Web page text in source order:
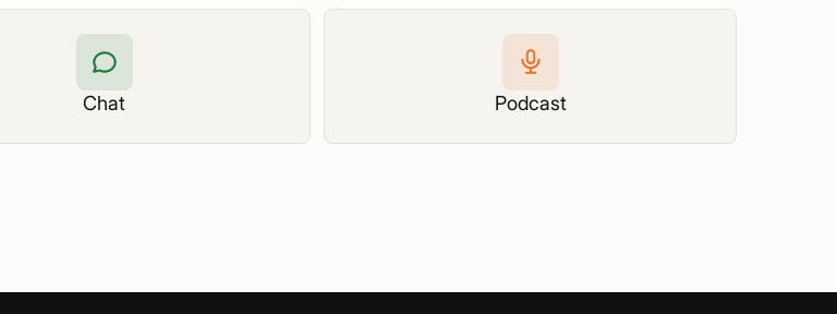
Chat Podcast